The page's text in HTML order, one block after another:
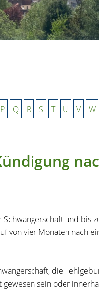
P Q R S T U V W
und bis
von vier Monaten nach
die
sein oder